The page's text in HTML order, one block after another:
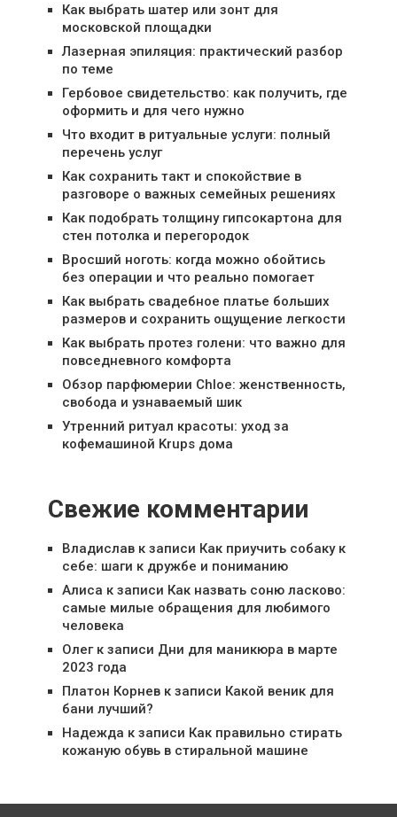
Как выбрать шатер или зонт для
московской площадки
Лазерная эпиляция: практический разбор
по теме
Гербовое свидетельство: как получить, где
оформить и для чего нужно
Что входит в ритуальные услуги: полный
перечень услуг
Как сохранить такт и спокойствие в
разговоре о важных семейных решениях
Как подобрать толщину гипсокартона для
стен потолка и перегородок
Вросший ноготь: когда можно обойтись
без операции и что реально помогает
Как выбрать свадебное платье больших
размеров и сохранить ощущение легкости
Как выбрать протез голени: что важно для
повседневного комфорта
Обзор парфюмерии Chloe: женственность,
свобода и узнаваемый шик
Утренний ритуал красоты: уход за
кофемашиной Krups дома
Свежие комментарии
Владиславк записи Как приучить собаку к
себе: шаги к дружбе и пониманию
Алиса к записи Как назвать соню ласково:
самые милые обращения для любимого
человека
Олегк записи Дни для маникюра в марте
2023 года
Платон Корневк записи Какой веник для
бани лучший?
Надежда к записи Как правильно стирать
кожаную обувь в стиральной машине